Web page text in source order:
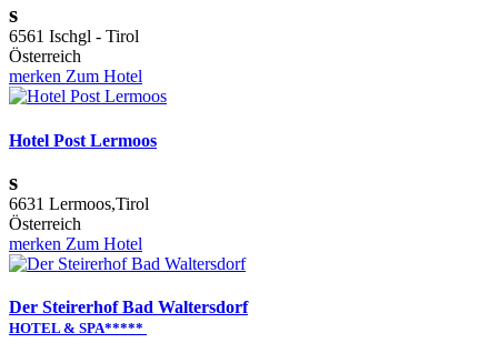
s
6561 Ischgl - Tirol
Österreich
merken Zum Hotel
Hotel Post Lermoos
s
6631 Lermoos,Tirol
Österreich
merken Zum Hotel
Der Steirerhof Bad Waltersdorf
HOTEL & SPA*****